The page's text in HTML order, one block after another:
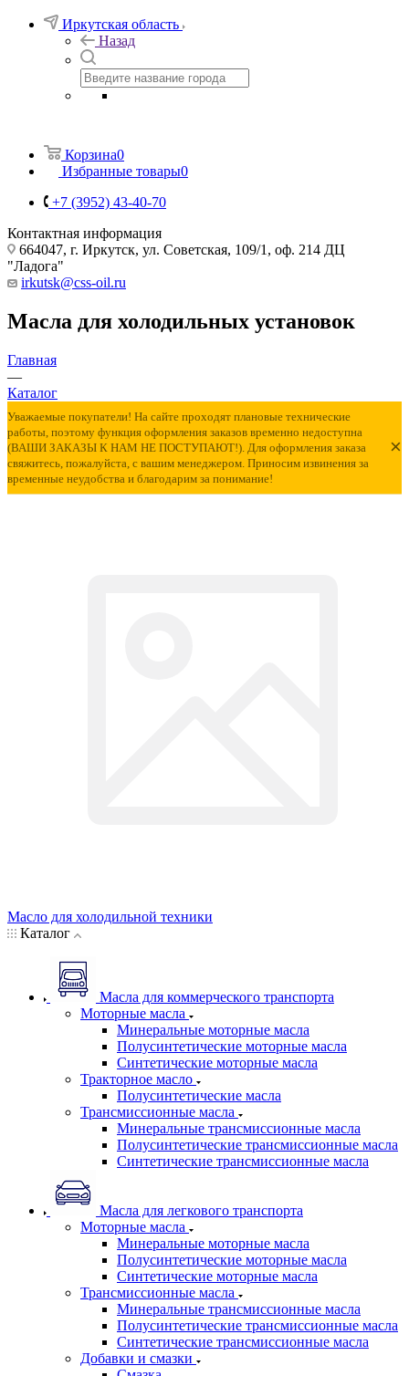
Иркутская область
Назад
Корзина0
Избранные товары0
+7 (3952) 43-40-70
Контактная информация
664047, г. Иркутск, ул. Советская, 109/1, оф. 214 ДЦ
"Ладога"
irkutsk@css-oil.ru
Масла для холодильных установок
Главная
—
Каталог
Уважаемые покупатели! На сайте проходят плановые технические
работы, поэтому функция оформления заказов временно недоступна
(ВАШИ ЗАКАЗЫ К НАМ НЕ ПОСТУПАЮТ!). Для оформления заказа
свяжитесь, пожалуйста, с вашим менеджером. Приносим извинения за
временные неудобства и благодарим за понимание!
×
Масло для холодильной техники
Каталог
Масла для коммерческого транспорта
Моторные масла
Минеральные моторные масла
Полусинтетические моторные масла
Синтетические моторные масла
Тракторное масло
Полусинтетические масла
Трансмиссионные масла
Минеральные трансмиссионные масла
Полусинтетические трансмиссионные масла
Синтетические трансмиссионные масла
Масла для легкового транспорта
Моторные масла
Минеральные моторные масла
Полусинтетические моторные масла
Синтетические моторные масла
Трансмиссионные масла
Минеральные трансмиссионные масла
Полусинтетические трансмиссионные масла
Синтетические трансмиссионные масла
Добавки и смазки